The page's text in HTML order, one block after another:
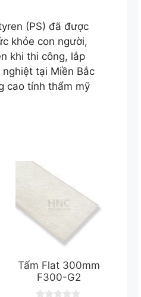
(PS) đã được
khỏe con người,
khi thi công, lắp
tại Miền Bắc
cao tính thẩm mỹ
Tấm Flat 300mm
F300-G2